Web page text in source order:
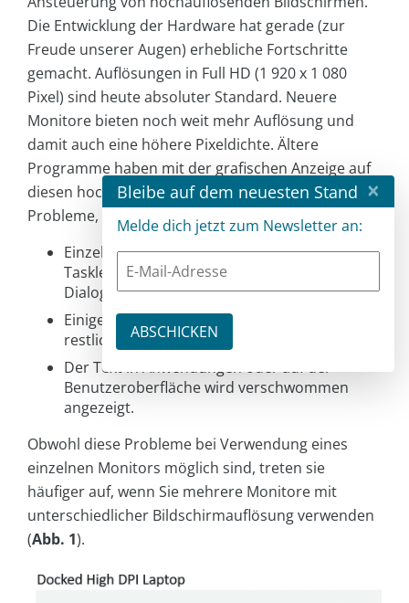
Die Entwicklung der Hardware hat gerade (zur
Freude unserer Augen) erhebliche Fortschritte
gemacht. Auflösungen in Full HD (1 920 x 1 080
Pixel) sind heute absoluter Standard. Neuere
Monitore bieten noch weit mehr Auflösung und
damit auch eine höhere Pixeldichte. Ältere
Programme haben mit der grafischen Anzeige auf
diesen hochauflösenden Geräten gelegentlich
Probleme, zum Beispiel der folgenden Art:
Einzelne Elemente wie Anwendungen,
Taskleiste, Symbole, Symbolleisten, Text und
Dialogfelder werden unscharf angezeigt.
Einige Elemente sind im Vergleich zum
restlichen Desktop zu groß oder zu klein.
Der Text in Anwendungen oder auf der
Benutzeroberfläche wird verschwommen
angezeigt.
Obwohl diese Probleme bei Verwendung eines
einzelnen Monitors möglich sind, treten sie
häufiger auf, wenn Sie mehrere Monitore mit
unterschiedlicher Bildschirmauflösung verwenden
(Abb. 1).
Bleibe auf dem neuesten Stand ×
Melde dich jetzt zum Newsletter an: